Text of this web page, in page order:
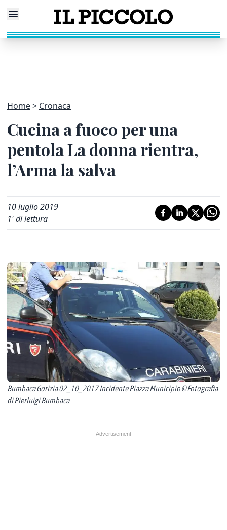
Home Cronaca
Cucina a fuoco per una
pentola La donna rientra,
l’Arma la salva
10 luglio 2019
1' di lettura
Bumbaca Gorizia 02_10_2017 Incidente Piazza Municipio © Fotografia
di Pierluigi Bumbaca